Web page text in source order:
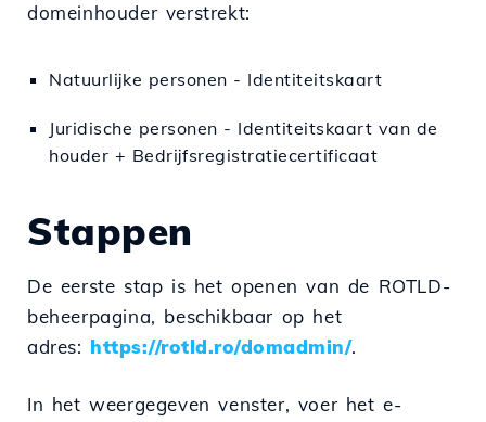
domeinhouder verstrekt:
Natuurlijke personen - Identiteitskaart
Juridische personen - Identiteitskaart van de
houder + Bedrijfsregistratiecertificaat
Stappen
De eerste stap is het openen van de ROTLD-
beheerpagina, beschikbaar op het
adres: https://rotld.ro/domadmin/.
In het weergegeven venster, voer het e-